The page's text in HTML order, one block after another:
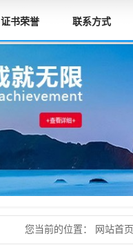
证书荣誉 联系方式
您当前的位置： 网站首页